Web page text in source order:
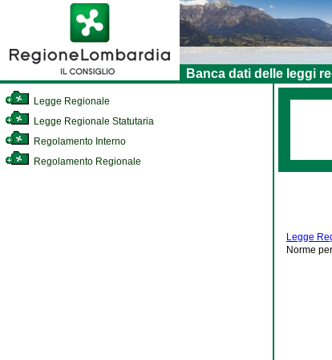
Banca dati delle leggi
Legge Regionale
Legge Regionale Statutaria
Regolamento Interno
Regolamento Regionale
Legge
Norme